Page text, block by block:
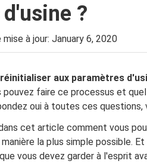
?
mise à jour: January 6, 2020
réinitialiser aux paramètres
pouvez faire ce processus et
oui à toutes ces
cet article comment vous
la plus simple possible.
vous devez garder à l'esprit